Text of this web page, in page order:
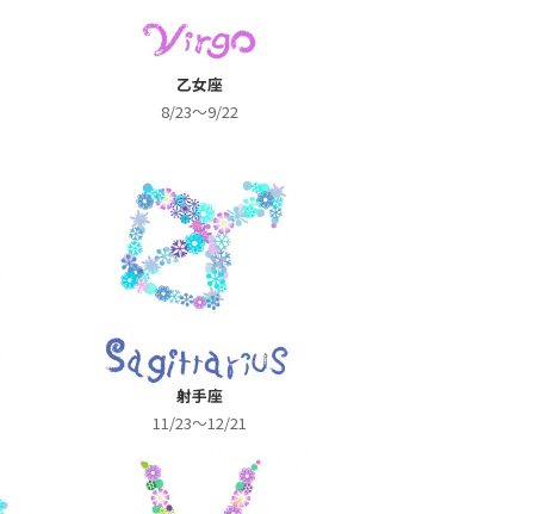
乙女座
8/23～9/22
射手座
11/23～12/21